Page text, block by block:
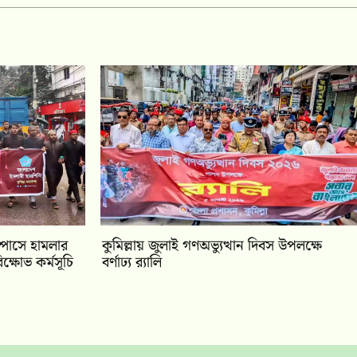
হামলার
কর্মসূচি
কুমিল্লায় জুলাই গণঅভ্যুত্থান দিবস উপলক্ষে
বর্ণাঢ্য র‍্যালি